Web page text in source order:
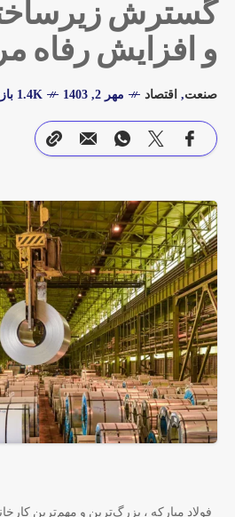
گسترش
و افزایش رفاه
صنعت, اقتصاد مهر 2, 1403 1.4K بازدید
فولاد مبارکه ، بزرگ‌ترین و مهم‌ترین